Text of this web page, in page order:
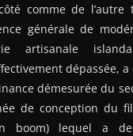
comme de l’autre
générale de
artisanale
dépassée,
démesurée du
de conception du
boom) lequel a